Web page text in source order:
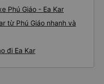
Phú Giáo - Ea Kar
từ Phú Giáo nhanh và
đi Ea Kar